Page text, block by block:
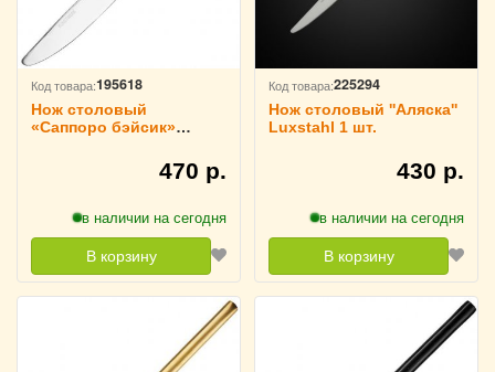
Код товара:195618
Нож столовый
«Саппоро бэйсик»
KunstWerk, 3112135470 р.
в наличии на сегодня
В корзину
Код товара:225294
Нож столовый ''Аляска''
Luxstahl 1 шт.
430 р.
в наличии на сегодня
В корзину